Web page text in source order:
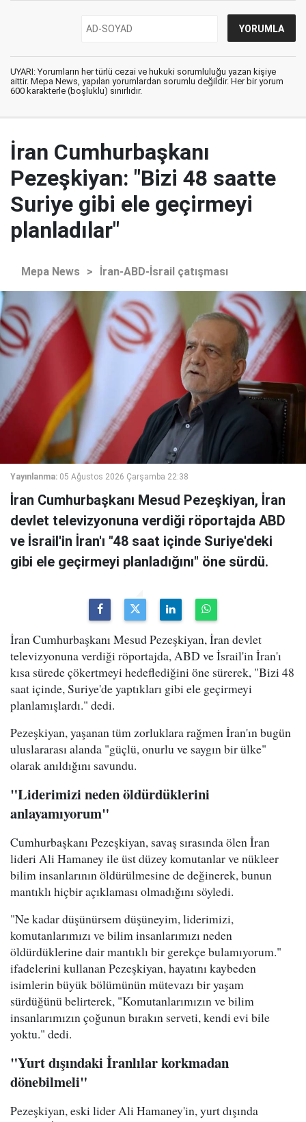
UYARI: Yorumların her türlü cezai ve hukuki sorumluluğu yazan kişiye
aittir. Mepa News, yapılan yorumlardan sorumlu değildir. Her bir yorum
600 karakterle (boşluklu) sınırlıdır.
İran Cumhurbaşkanı
Pezeşkiyan: "Bizi 48 saatte
Suriye gibi ele geçirmeyi
planladılar"
Mepa News > İran-ABD-İsrail çatışması
Yayınlanma: 05 Ağustos 2026 Çarşamba 22:38
İran Cumhurbaşkanı Mesud Pezeşkiyan, İran
devlet televizyonuna verdiği röportajda ABD
ve İsrail'in İran'ı "48 saat içinde Suriye'deki
gibi ele geçirmeyi planladığını" öne sürdü.
İran Cumhurbaşkanı Mesud Pezeşkiyan, İran devlet
televizyonuna verdiği röportajda, ABD ve İsrail'in İran'ı
kısa sürede çökertmeyi hedeflediğini öne sürerek, "Bizi 48
saat içinde, Suriye'de yaptıkları gibi ele geçirmeyi
planlamışlardı." dedi.
Pezeşkiyan, yaşanan tüm zorluklara rağmen İran'ın bugün
uluslararası alanda "güçlü, onurlu ve saygın bir ülke"
olarak anıldığını savundu.
"Liderimizi neden öldürdüklerini
anlayamıyorum"
Cumhurbaşkanı Pezeşkiyan, savaş sırasında ölen İran
lideri Ali Hamaney ile üst düzey komutanlar ve nükleer
bilim insanlarının öldürülmesine de değinerek, bunun
mantıklı hiçbir açıklaması olmadığını söyledi.
"Ne kadar düşünürsem düşüneyim, liderimizi,
komutanlarımızı ve bilim insanlarımızı neden
öldürdüklerine dair mantıklı bir gerekçe bulamıyorum."
ifadelerini kullanan Pezeşkiyan, hayatını kaybeden
isimlerin büyük bölümünün mütevazı bir yaşam
sürdüğünü belirterek, "Komutanlarımızın ve bilim
insanlarımızın çoğunun bırakın serveti, kendi evi bile
yoktu." dedi.
"Yurt dışındaki İranlılar korkmadan
dönebilmeli"
Pezeşkiyan, eski lider Ali Hamaney'in, yurt dışında